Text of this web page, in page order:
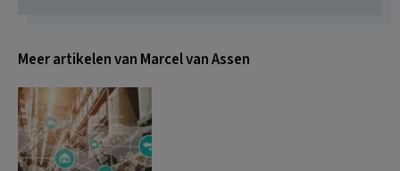
Meer artikelen van Marcel van Assen